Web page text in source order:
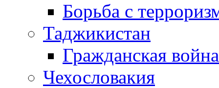
Борьба с
Таджикистан
Гражданская
Чехословакия